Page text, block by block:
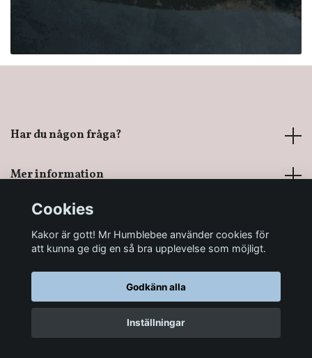
LÄGG I KORGEN
Har du någon fråga?
Mer information
Sociala medier
© 2026 Mr Humblebee - En magisk leksaksbutik
Cookies
Kakor är gott! Mr Humblebee använder cookies för
att kunna ge dig en så bra upplevelse som möjligt.
Godkänn alla
Inställningar